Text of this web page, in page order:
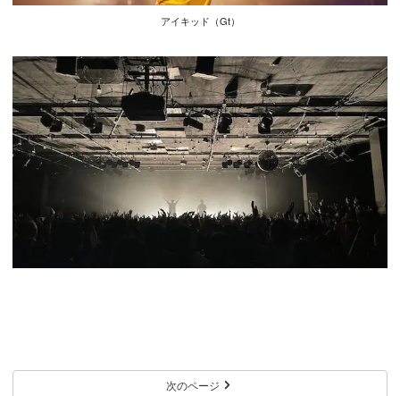
アイキッド（Gt）
次のページ